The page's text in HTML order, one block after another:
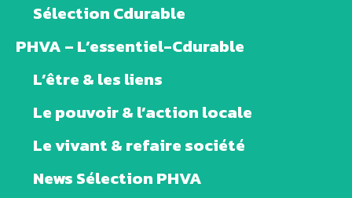
Sélection Cdurable
PHVA – L’essentiel-Cdurable
L’être & les liens
Le pouvoir & l’action locale
Le vivant & refaire société
News Sélection PHVA